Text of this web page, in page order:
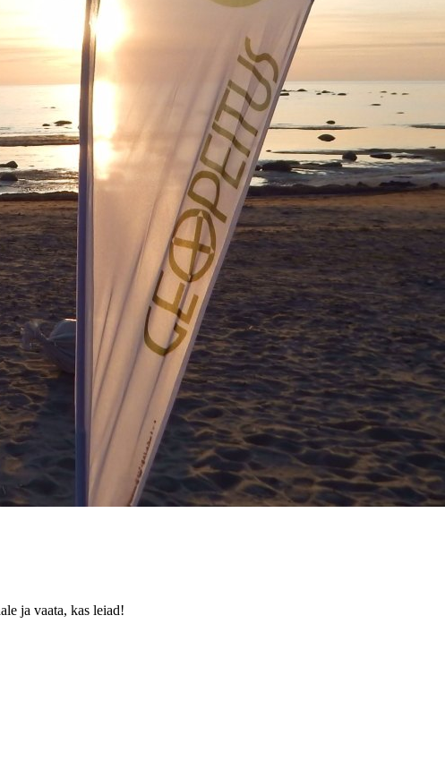
ja vaata, kas leiad!